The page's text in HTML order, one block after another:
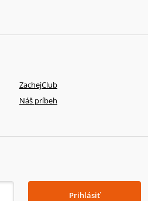
ZachejClub
Náš príbeh
Prihlásiť